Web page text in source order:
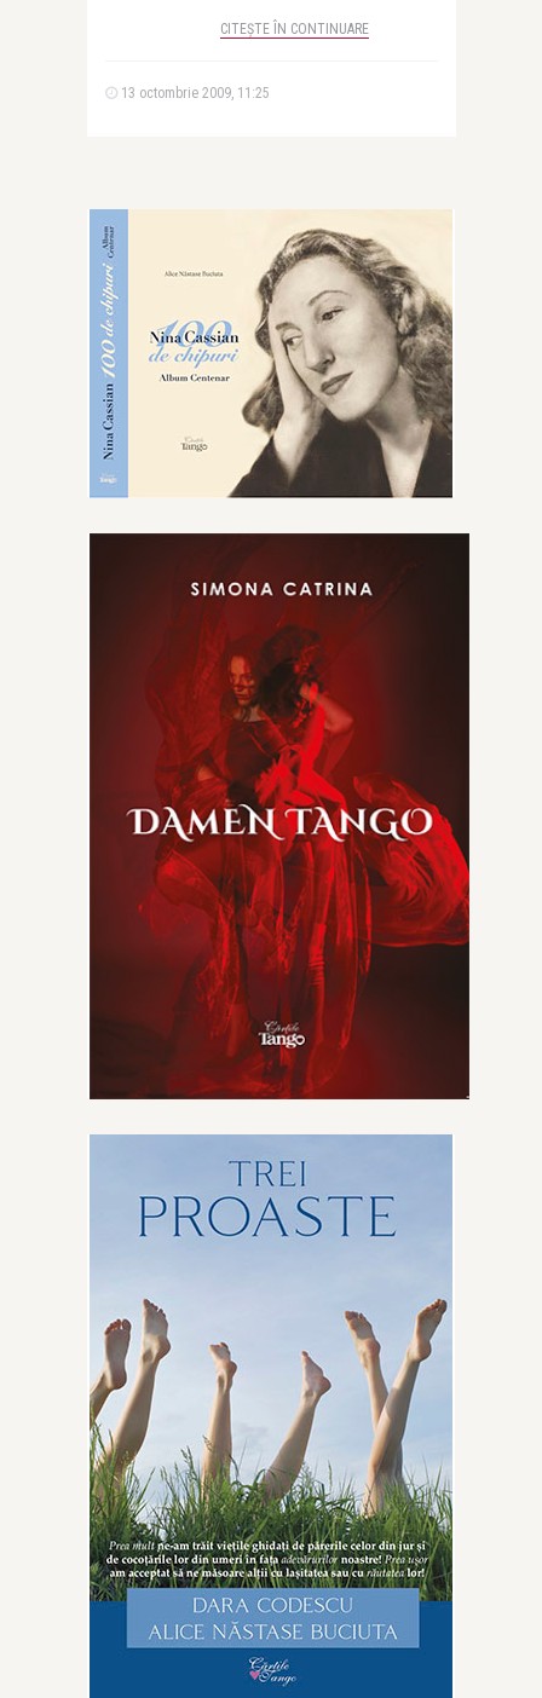
CITEȘTE ÎN CONTINUARE
13 octombrie 2009, 11:25